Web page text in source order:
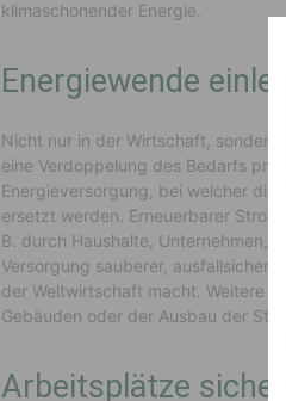
klimaschonender Energie.
Energiewende
Nicht nur in der Wirtschaft,
eine Verdoppelung des Bedarfs
Energieversorgung, bei welcher die
ersetzt werden. Erneuerbarer
B. durch Haushalte, Unternehmen,
Versorgung sauberer,
der Weltwirtschaft macht. Weitere
Gebäuden oder der Ausbau der
Arbeitsplätze